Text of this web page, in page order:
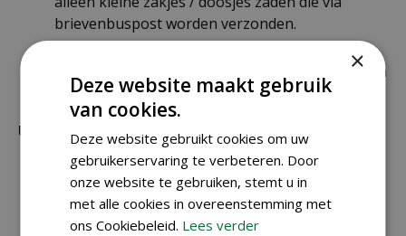
brievenbuspost worden verzonden.
€ 6,99 voor bestellingen onder € 49,95 voor de
rest van de producten die via pakketpost worden
verzonden.
Uitzonderlijke verzendkosten
Er word standaard € 4,99 verzendkosten
berekend op planten en producten die buiten de
maximale afmetingen vallen.
×
Deze website maakt gebruik
van cookies.
Deze website gebruikt cookies om uw
gebruikerservaring te verbeteren. Door
onze website te gebruiken, stemt u in
met alle cookies in overeenstemming met
ons Cookiebeleid. Lees verder